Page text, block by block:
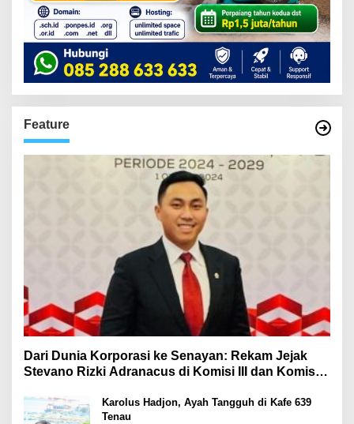
Feature
Dari Dunia Korporasi ke Senayan: Rekam Jejak
Stevano Rizki Adranacus di Komisi III dan Komisi X
Karolus Hadjon, Ayah Tangguh di Kafe 639
Tenau